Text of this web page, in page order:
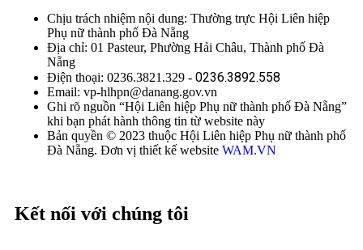
Chịu trách nhiệm nội dung: Thường trực Hội Liên hiệp
Phụ nữ thành phố Đà Nẵng
Địa chỉ: 01 Pasteur, Phường Hải Châu, Thành phố Đà
Nẵng
Điện thoại: 0236.3821.329 - 0236.3892.558
Email: vp-hlhpn@danang.gov.vn
Ghi rõ nguồn “Hội Liên hiệp Phụ nữ thành phố Đà Nẵng”
khi bạn phát hành thông tin từ website này
Bản quyền © 2023 thuộc Hội Liên hiệp Phụ nữ thành phố
Đà Nẵng. Đơn vị thiết kế website WAM.VN
Kết nối với chúng tôi